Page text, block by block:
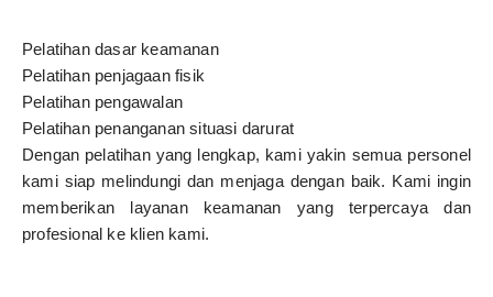
Pelatihan dasar keamanan
Pelatihan penjagaan fisik
Pelatihan pengawalan
Pelatihan penanganan situasi darurat
Dengan pelatihan yang lengkap, kami yakin semua personel
kami siap melindungi dan menjaga dengan baik. Kami ingin
memberikan layanan keamanan yang terpercaya dan
profesional ke klien kami.